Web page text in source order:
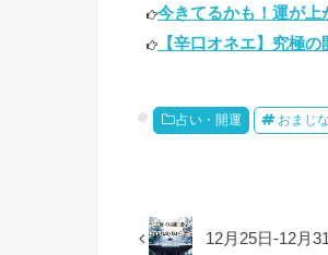
今きてるかも！運が上
【辛口オネエ】究極
占い・開運 おまじ
12月25日-12月